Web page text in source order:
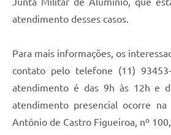
atendimento desses casos.
Para mais informações, os
contato pelo telefone (11)
atendimento é das 9h às 12h e
atendimento presencial ocorre na
Antônio de Castro Figueiroa, nº